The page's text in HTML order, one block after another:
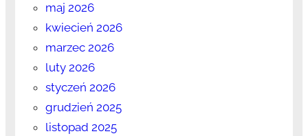
maj 2026
kwiecień 2026
marzec 2026
luty 2026
styczeń 2026
grudzień 2025
listopad 2025